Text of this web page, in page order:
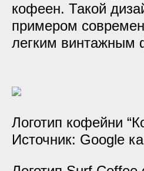
кофеен. Такой
примером
легким винтажным
Логотип кофейни
Источник: Google